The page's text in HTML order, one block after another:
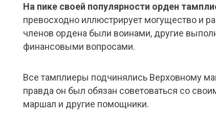
На пике своей популярности орден
превосходно иллюстрирует могущество и
членов ордена были воинами, другие
финансовыми вопросами.
Все тамплиеры подчинялись Верховному
правда он был обязан советоваться со
маршал и другие помощники.